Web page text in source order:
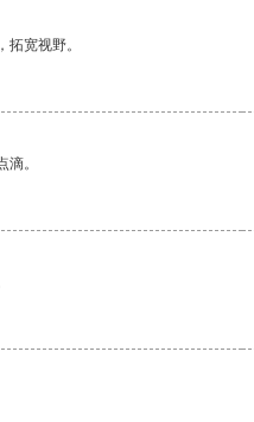
宽视野。
。